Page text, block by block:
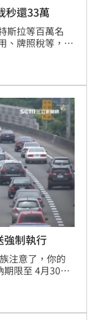
秒還33萬
斯拉等百萬名
、牌照稅等，移
標公共工程資
強制執行
注意了，你的
限至 4月30日
被移法院強制